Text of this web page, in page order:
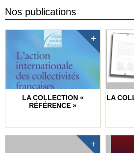
Nos publications
LA COLLECTION «
RÉFÉRENCE »
LA